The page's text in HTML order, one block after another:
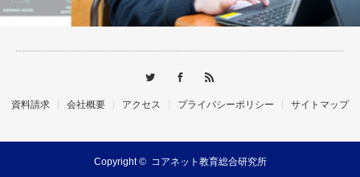
資料請求 会社概要 アクセス プライバシーポリシー サイトマップ
Copyright © コアネット教育総合研究所